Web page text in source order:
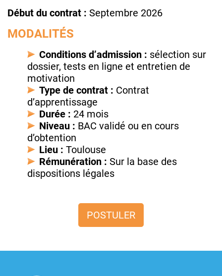
Début du contrat : Septembre 2026
MODALITÉS
Conditions d’admission : sélection sur
dossier, tests en ligne et entretien de
motivation
Type de contrat : Contrat
d’apprentissage
Durée : 24 mois
Niveau : BAC validé ou en cours
d’obtention
Lieu : Toulouse
Rémunération : Sur la base des
dispositions légales
POSTULER